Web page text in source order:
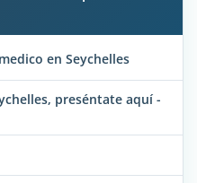
en Seychelles
preséntate aquí -